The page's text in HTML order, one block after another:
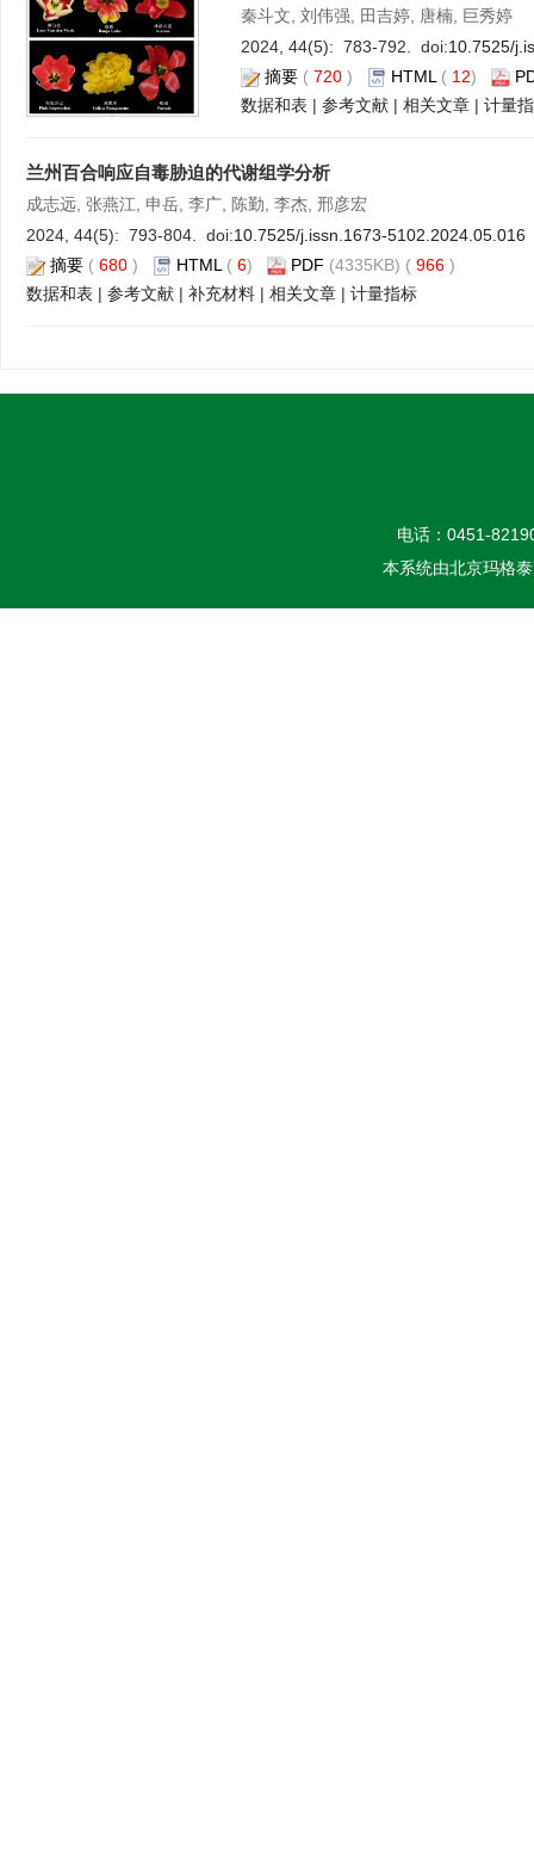
秦斗文, 刘伟强, 田吉婷, 唐楠, 巨秀婷
2024, 44(5): 783-792. doi:10.7525/
摘要 ( 720 ) HTML ( 12)
数据和表 | 参考文献 | 相关文章 | 计量
兰州百合响应自毒胁迫的代谢组学分析
成志远, 张燕江, 申岳, 李广, 陈勤, 李杰, 邢彦宏
2024, 44(5): 793-804. doi:10.7525/j.issn.1673-5102.2024.05.016
摘要 ( 680 ) HTML ( 6) PDF (4335KB) ( 966 )
数据和表 | 参考文献 | 补充材料 | 相关文章 | 计量指标
电话：0451-
本系统由北京玛格